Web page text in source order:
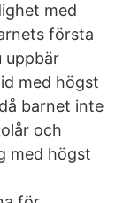
med
första
uppbär
med högst
barnet inte
och
med högst